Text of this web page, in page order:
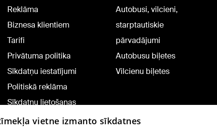
Reklāma
Biznesa klientiem
Tarifi
Privātuma politika
Sīkdatņu iestatījumi
Politiskā reklāma
Sīkdatņu lietošanas
noteikumi
Autobusi, vilcieni,
starptautiskie
pārvadājumi
Autobusu biļetes
Vilcienu biļetes
vietne izmanto sīkdatnes